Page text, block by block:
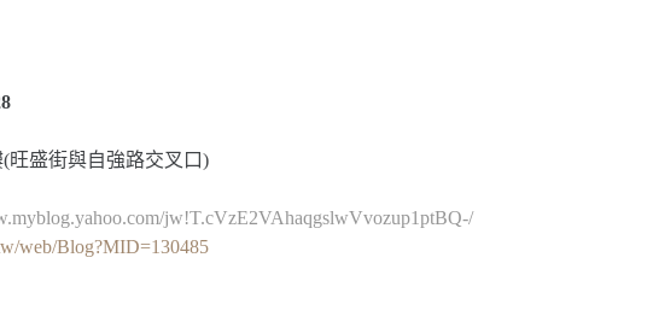
旺盛街與自強路交叉口)
jw!T.cVzE2VAhaqgslwVvozup1ptBQ-/
web/Blog?MID=130485